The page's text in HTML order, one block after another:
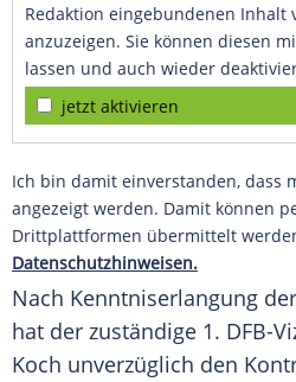
Redaktion eingebundenen Inhalt
anzuzeigen. Sie können diesen
lassen und auch wieder
jetzt aktivieren
Ich bin damit einverstanden, dass
angezeigt werden. Damit können
Drittplattformen übermittelt
Datenschutzhinweisen.
Nach Kenntniserlangung der
hat der zuständige 1. DFB-
Koch unverzüglich den